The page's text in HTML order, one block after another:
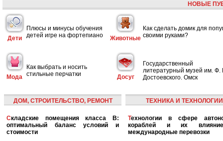
НОВЫЕ
Дети
Плюсы и минусы обучения
детей игре на фортепиано
Животные
Как сделать домик для
своими руками?
Мода
Как выбрать и носить
стильные перчатки
Досуг
Государственный
литературный музей им. Ф.
Достоевского. Омск
ДОМ, СТРОИТЕЛЬСТВО, РЕМОНТ
Складские помещения класса B:
оптимальный баланс условий и
стоимости
ТЕХНИКА И ТЕХНОЛОГИИ
Технологии в сфере автономных
кораблей и их
международные перевозки